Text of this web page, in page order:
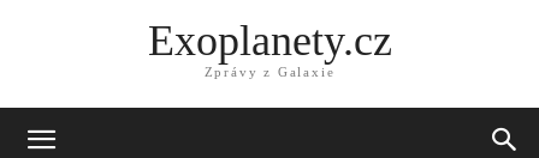
Exoplanety.cz
Zprávy z Galaxie